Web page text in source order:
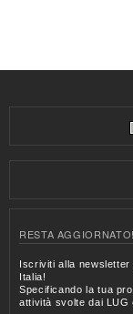
RESTA AGGIORNATO!